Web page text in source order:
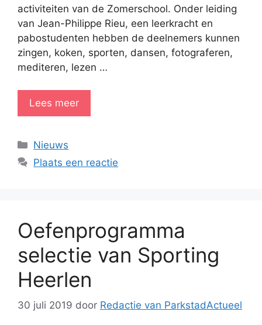
activiteiten van de Zomerschool. Onder leiding
van Jean-Philippe Rieu, een leerkracht en
pabostudenten hebben de deelnemers kunnen
zingen, koken, sporten, dansen, fotograferen,
mediteren, lezen …
Lees meer
Categorieën
Nieuws
Plaats een reactie
Oefenprogramma
selectie van Sporting
Heerlen
30 juli 2019 door Redactie van ParkstadActueel